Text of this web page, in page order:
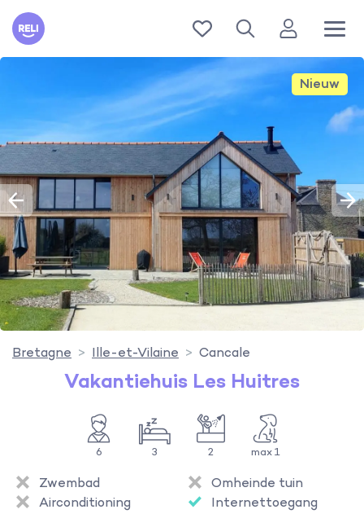
Reli
Nieuw
Bretagne Ille-et-Vilaine Cancale
Vakantiehuis Les Huitres
6 3 2 max 1
Zwembad
Airconditioning
Omheinde tuin
Internettoegang